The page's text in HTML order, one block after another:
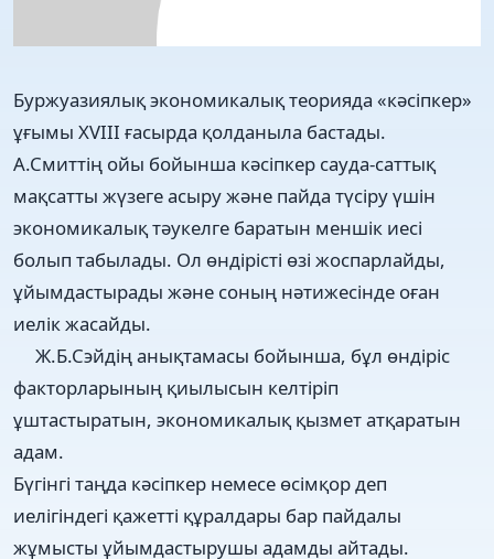
Буржуазиялық экономикалық теорияда «кәсіпкер»
ұғымы XVIII ғасырда қолданыла бастады.
А.Смиттің ойы бойынша кәсіпкер сауда-саттық
мақсатты жүзеге асыру және пайда түсіру үшін
экономикалық тәукелге баратын меншік иесі
болып табылады. Ол өндірісті өзі жоспарлайды,
ұйымдастырады және соның нәтижесінде оған
иелік жасайды.
Ж.Б.Сэйдің анықтамасы бойынша, бұл өндіріс
факторларының қиылысын келтіріп
ұштастыратын, экономикалық қызмет атқаратын
адам.
Бүгінгі таңда кәсіпкер немесе өсімқор деп
иелігіндегі қажетті құралдары бар пайдалы
жұмысты ұйымдастырушы адамды айтады.